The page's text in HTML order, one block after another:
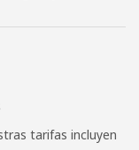
tarifas incluyen